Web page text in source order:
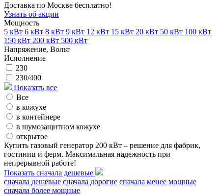
Доставка по Москве бесплатно!
Узнать об акции
Мощность
5 кВт 6 кВт 8 кВт 9 кВт 12 кВт 15 кВт 20 кВт 50 кВт 100 кВт
150 кВт 200 кВт 500 кВт
Напряжение, Вольт
Исполнение
230
230/400
Показать все
Все
в кожухе
в контейнере
в шумозащитном кожухе
открытое
Купить газовый генератор 200 кВт – решение для фабрик,
гостиниц и ферм. Максимальная надежность при
непрерывной работе!
Показать сначала дешевые
сначала дешевые сначала дорогие сначала менее мощные
сначала более мощные